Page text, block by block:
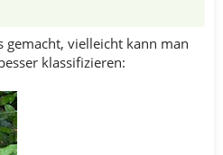
gemacht, vielleicht kann man
klassifizieren: